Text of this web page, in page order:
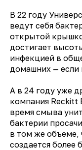
В 22 году
ведут себя
открытой
достигает
инфекцией в
домашних — если
А в 24 году уже
компания Reckitt
время смыва
бактерии
в том же объеме,
создается более